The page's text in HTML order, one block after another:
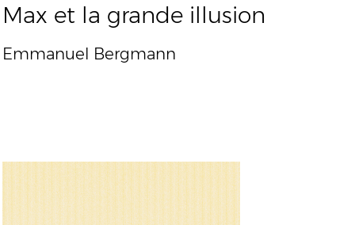
Max et la grande illusion
Emmanuel Bergmann